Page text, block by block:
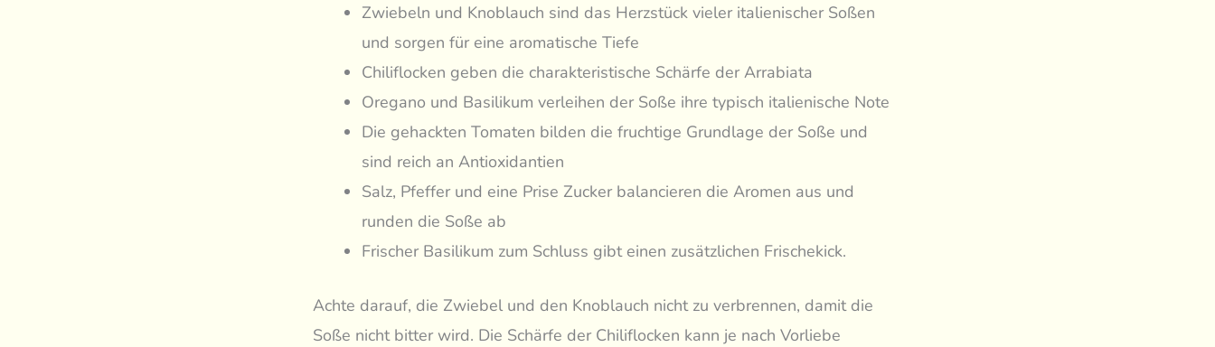
Zwiebeln und Knoblauch sind das Herzstück vieler italienischer Soßen
und sorgen für eine aromatische Tiefe
Chiliflocken geben die charakteristische Schärfe der Arrabiata
Oregano und Basilikum verleihen der Soße ihre typisch italienische Note
Die gehackten Tomaten bilden die fruchtige Grundlage der Soße und
sind reich an Antioxidantien
Salz, Pfeffer und eine Prise Zucker balancieren die Aromen aus und
runden die Soße ab
Frischer Basilikum zum Schluss gibt einen zusätzlichen Frischekick.
Achte darauf, die Zwiebel und den Knoblauch nicht zu verbrennen, damit die
Soße nicht bitter wird. Die Schärfe der Chiliflocken kann je nach Vorliebe